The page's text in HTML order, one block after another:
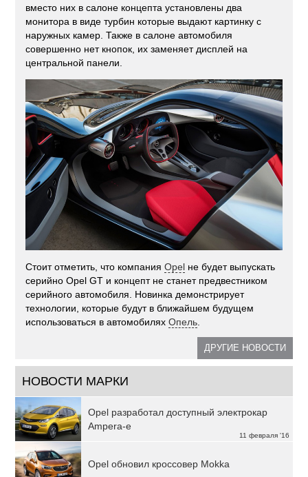
вместо них в салоне концепта установлены два
монитора в виде турбин которые выдают картинку с
наружных камер. Также в салоне автомобиля
совершенно нет кнопок, их заменяет дисплей на
центральной панели.
Стоит отметить, что компанияOpel не будет выпускать
серийно Opel GT и концепт не станет предвестником
серийного автомобиля. Новинка демонстрирует
технологии, которые будут в ближайшем будущем
использоваться в автомобиляхОпель.
ДРУГИЕ НОВОСТИ
НОВОСТИ МАРКИ
11 февраля '16
Opel разработал доступный электрокар
Ampera-e
Opel обновил кроссовер Mokka